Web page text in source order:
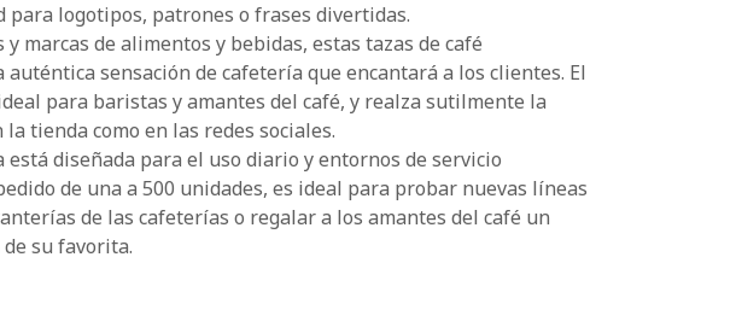
logotipos, patrones o frases divertidas.
marcas de alimentos y bebidas, estas tazas de café
sensación de cafetería que encantará a los clientes. El
para baristas y amantes del café, y realza sutilmente la
tienda como en las redes sociales.
está diseñada para el uso diario y entornos de servicio
de una a 500 unidades, es ideal para probar nuevas líneas
de las cafeterías o regalar a los amantes del café un
su favorita.